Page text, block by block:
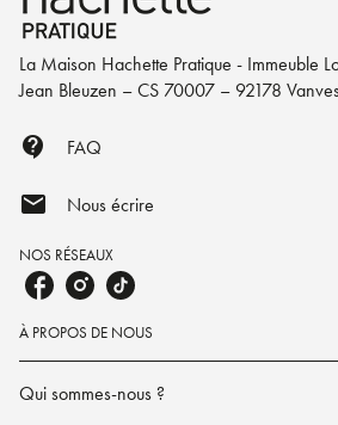
La Maison Hachette Pratique - Immeuble
Jean Bleuzen – CS 70007 – 92178
contact_support FAQ
mail Nous écrire
NOS RÉSEAUX
À PROPOS DE NOUS
Qui sommes-nous ?